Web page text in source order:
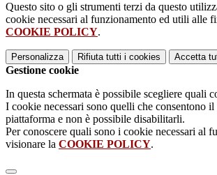
Questo sito o gli strumenti terzi da questo
cookie necessari al funzionamento ed utili alle
COOKIE POLICY.
Personalizza Rifiuta tutti i cookies Accetta
Gestione cookie
In questa schermata è possibile scegliere quali
I cookie necessari sono quelli che consentono
piattaforma e non è possibile disabilitarli.
Per conoscere quali sono i cookie necessari al
visionare la COOKIE POLICY.